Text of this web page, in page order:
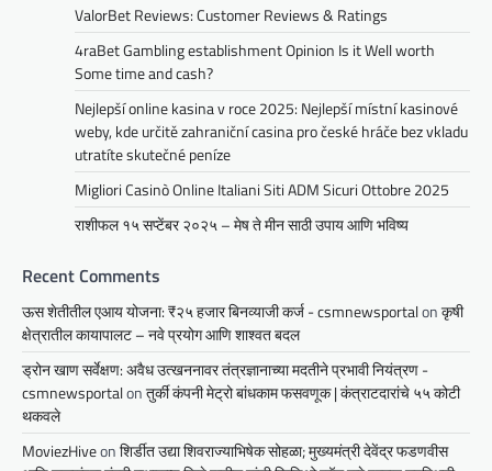
ValorBet Reviews: Customer Reviews & Ratings
4raBet Gambling establishment Opinion Is it Well worth
Some time and cash?
Nejlepší online kasina v roce 2025: Nejlepší místní kasinové
weby, kde určitě zahraniční casina pro české hráče bez vkladu
utratíte skutečné peníze
Migliori Casinò Online Italiani Siti ADM Sicuri Ottobre 2025
राशीफल १५ सप्टेंबर २०२५ – मेष ते मीन साठी उपाय आणि भविष्य
Recent Comments
ऊस शेतीतील एआय योजना: ₹२५ हजार बिनव्याजी कर्ज - csmnewsportalonकृषी
क्षेत्रातील कायापालट – नवे प्रयोग आणि शाश्वत बदल
ड्रोन खाण सर्वेक्षण: अवैध उत्खननावर तंत्रज्ञानाच्या मदतीने प्रभावी नियंत्रण -
csmnewsportalonतुर्की कंपनी मेट्रो बांधकाम फसवणूक | कंत्राटदारांचे ५५ कोटी
थकवले
MoviezHiveonशिर्डीत उद्या शिवराज्याभिषेक सोहळा; मुख्यमंत्री देवेंद्र फडणवीस